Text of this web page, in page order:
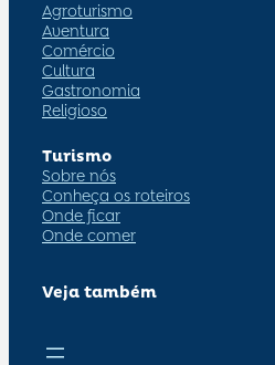
Agroturismo
Aventura
Comércio
Cultura
Gastronomia
Religioso
Turismo
Sobre nós
Conheça os roteiros
Onde ficar
Onde comer
Veja também